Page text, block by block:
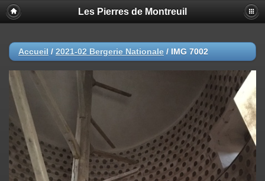
Les Pierres de Montreuil
Accueil / 2021-02 Bergerie Nationale / IMG 7002